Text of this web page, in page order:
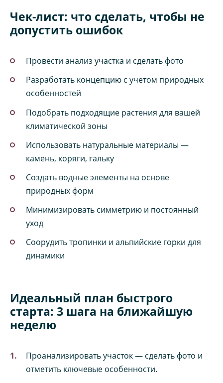
Чек-лист: что сделать, чтобы не
допустить ошибок
Провести анализ участка и сделать фото
Разработать концепцию с учетом природных
особенностей
Подобрать подходящие растения для вашей
климатической зоны
Использовать натуральные материалы —
камень, коряги, гальку
Создать водные элементы на основе
природных форм
Минимизировать симметрию и постоянный
уход
Соорудить тропинки и альпийские горки для
динамики
Идеальный план быстрого
старта: 3 шага на ближайшую
неделю
Проанализировать участок — сделать фото и
отметить ключевые особенности.